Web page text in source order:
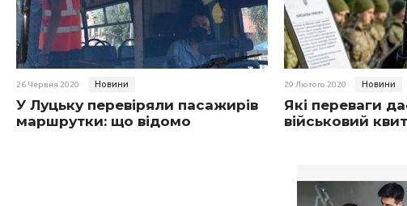
26 Червня 2020 Новини
У Луцьку перевіряли пасажирів
маршрутки: що відомо
29 Лютого 2020 Новини
Які переваги
військовий